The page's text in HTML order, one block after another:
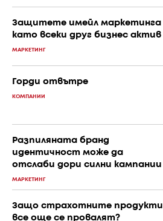
Защитете имейл маркетинга
като всеки друг бизнес актив
МАРКЕТИНГ
Горди отвътре
КОМПАНИИ
Разпиляната бранд
идентичност може да
отслаби дори силни кампании
МАРКЕТИНГ
Защо страхотните продукти
все още се провалят?